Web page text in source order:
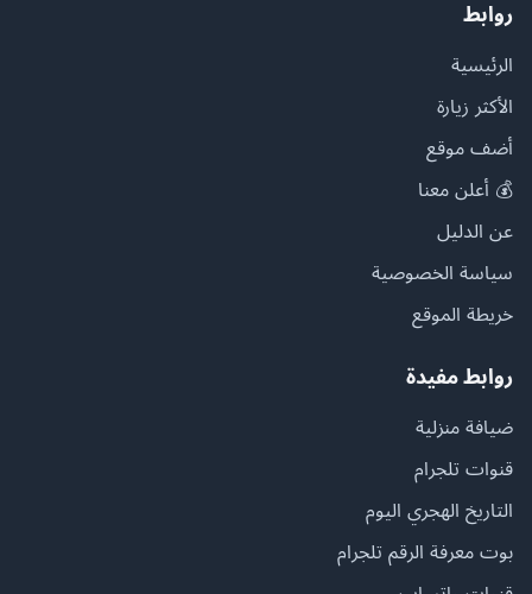
روابط
الرئيسية
الأكثر زيارة
أضف موقع
💰 أعلن معنا
عن الدليل
سياسة الخصوصية
خريطة الموقع
روابط مفيدة
ضيافة منزلية
قنوات تلجرام
التاريخ الهجري اليوم
بوت معرفة الرقم تلجرام